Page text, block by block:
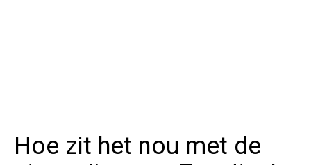
Hoe zit het nou met de